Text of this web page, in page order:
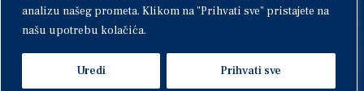
analizu našeg prometa. Klikom na "Prihvati sve" pristajete na
našu upotrebu kolačića.
Uredi Prihvati sve